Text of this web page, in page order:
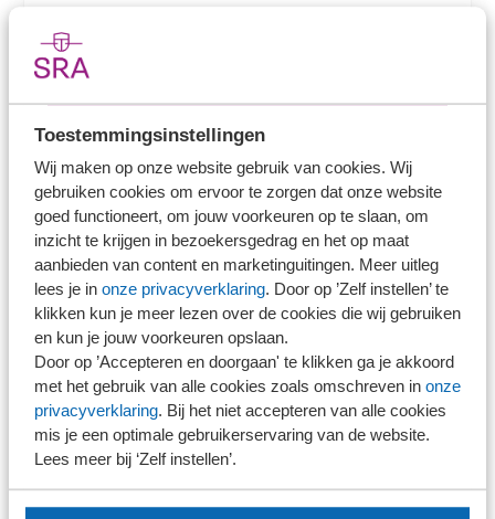
Toestemmingsinstellingen
Wij maken op onze website gebruik van cookies. Wij
gebruiken cookies om ervoor te zorgen dat onze website
goed functioneert, om jouw voorkeuren op te slaan, om
inzicht te krijgen in bezoekersgedrag en het op maat
aanbieden van content en marketinguitingen. Meer uitleg
lees je in onze privacyverklaring. Door op ’Zelf instellen’ te
klikken kun je meer lezen over de cookies die wij gebruiken
en kun je jouw voorkeuren opslaan.
Door op ’Accepteren en doorgaan' te klikken ga je akkoord
met het gebruik van alle cookies zoals omschreven in onze
privacyverklaring. Bij het niet accepteren van alle cookies
mis je een optimale gebruikerservaring van de website.
Lees meer bij ‘Zelf instellen’.
Heb je nog geen inloggegevens? Kies hieronder
wat voor jou van toepassing is.
Ons kantoor is lid van SRA
Ons kantoor is nog geen lid van SRA